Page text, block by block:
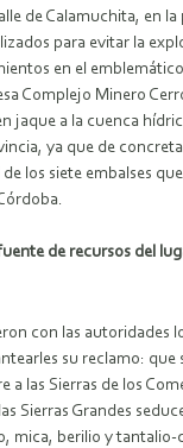
de Calamuchita, en
para evitar la
en el
Complejo Minero
jaque a la cuenca
ya que de
los siete embalses
de recursos del
con las autoridades
su reclamo: que
a las Sierras de los
Sierras Grandes
mica, berilio y tantalio-